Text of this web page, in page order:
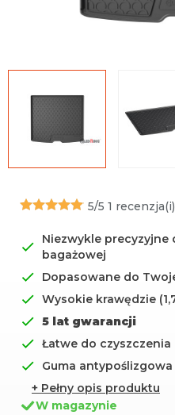
5/5 1 recenzja(i)
Niezwykle
bagażowej
Dopasowane do
Wysokie krawędzie
5 lat gwarancji
Łatwe do czyszczenia
Guma antypoślizgowa
+ Pełny opis produktu
W magazynie
Uniwersalna środkowa